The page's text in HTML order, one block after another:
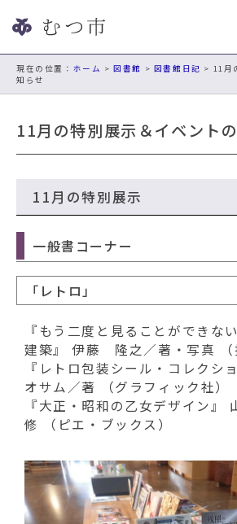
ビ
現在の位置： ホーム >図書館 > 図書館日記 > 11月
知らせ
11月の特別展示＆イベント
11月の特別展示
一般書コーナー
「レトロ」
『もう二度と見ることができな
建築』 伊藤 隆之／著・写真 （
『レトロ包装シール・コレクシ
オサム／著 （グラフィック社）
『大正・昭和の乙女デザイン
修 （ピエ・ブックス）